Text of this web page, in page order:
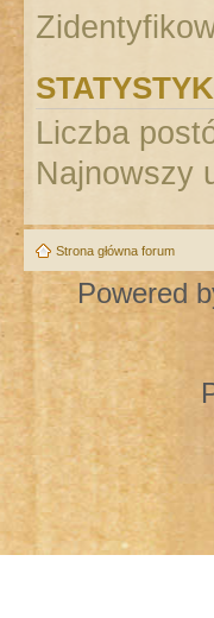
Liczba
Najnowszy
Strona główna forum
Powered